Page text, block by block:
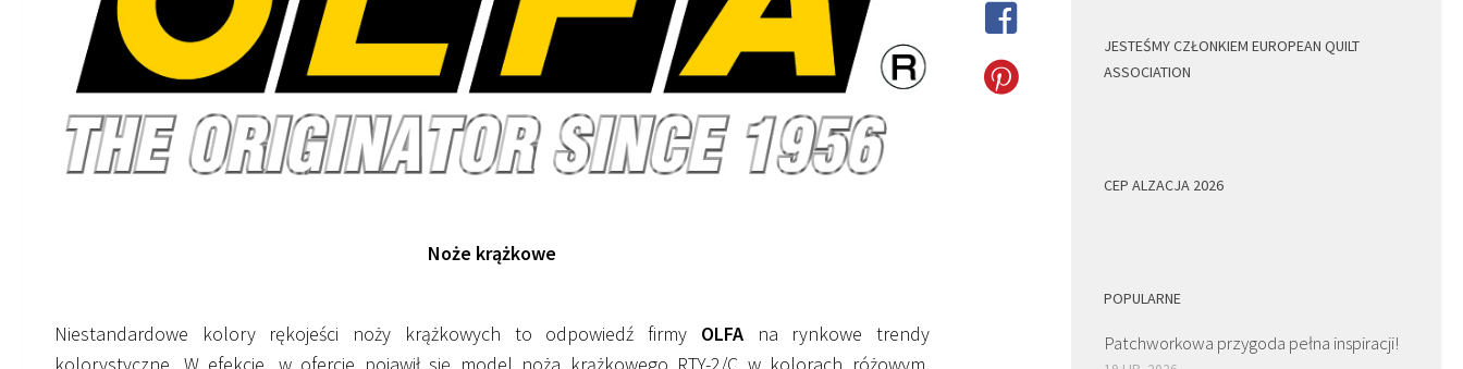
Noże krążkowe
Niestandardowe kolory rękojeści noży krążkowych to odpowiedź firmy OLFAna rynkowe trendy
JESTEŚMY CZŁONKIEM EUROPEAN QUILT
ASSOCIATION
CEP ALZACJA 2026
POPULARNE
Patchworkowa przygoda pełna inspiracji!